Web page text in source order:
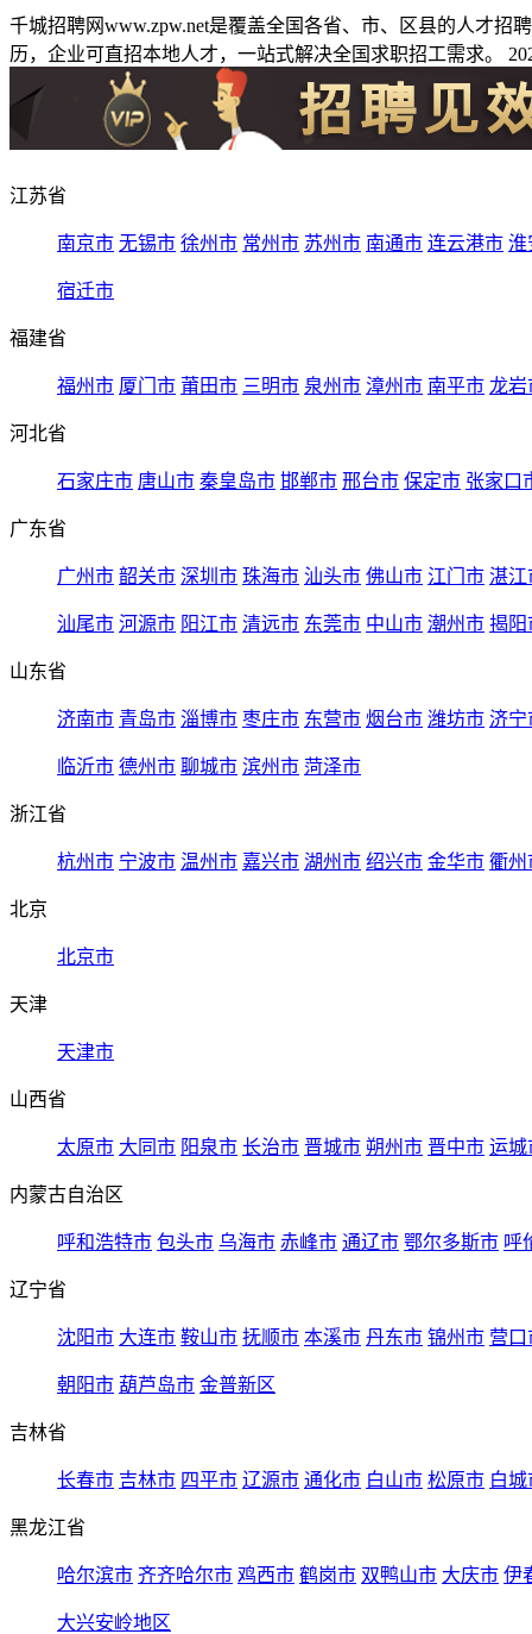
千城招聘网www.zpw.net是覆盖全国各省、市、区县的人才
历，企业可直招本地人才，一站式解决全国求职招工需求。
江苏省
南京市 无锡市 徐州市 常州市 苏州市 南通市 连云港市 淮
宿迁市
福建省
福州市 厦门市 莆田市 三明市 泉州市 漳州市 南平市 龙岩
河北省
石家庄市 唐山市 秦皇岛市 邯郸市 邢台市 保定市 张家口
广东省
广州市 韶关市 深圳市 珠海市 汕头市 佛山市 江门市 湛江
汕尾市 河源市 阳江市 清远市 东莞市 中山市 潮州市 揭阳
山东省
济南市 青岛市 淄博市 枣庄市 东营市 烟台市 潍坊市 济宁
临沂市 德州市 聊城市 滨州市 菏泽市
浙江省
杭州市 宁波市 温州市 嘉兴市 湖州市 绍兴市 金华市 衢州
北京
北京市
天津
天津市
山西省
太原市 大同市 阳泉市 长治市 晋城市 朔州市 晋中市 运城
内蒙古自治区
呼和浩特市 包头市 乌海市 赤峰市 通辽市 鄂尔多斯市 呼
辽宁省
沈阳市 大连市 鞍山市 抚顺市 本溪市 丹东市 锦州市 营口
朝阳市 葫芦岛市 金普新区
吉林省
长春市 吉林市 四平市 辽源市 通化市 白山市 松原市 白城
黑龙江省
哈尔滨市 齐齐哈尔市 鸡西市 鹤岗市 双鸭山市 大庆市 伊
大兴安岭地区